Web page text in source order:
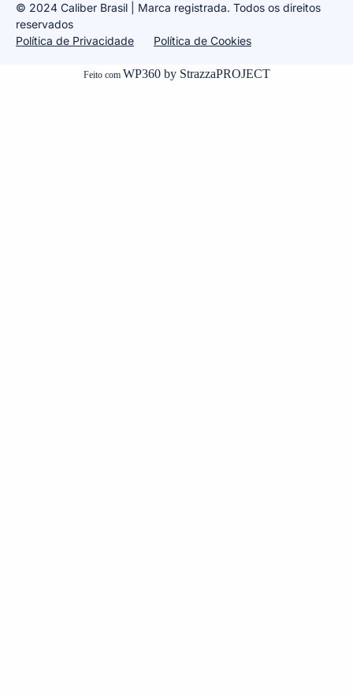
© 2024 Caliber Brasil | Marca registrada. Todos os direitos
reservados
Política de Privacidade
Política de Cookies
Feito com WP360 by StrazzaPROJECT